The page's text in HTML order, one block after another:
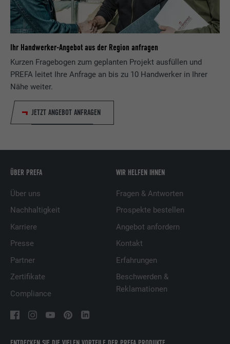
Ihr Handwerker-Angebot aus der Region anfragen
Kurzen Fragebogen zum geplanten Projekt ausfüllen und
PREFA leitet Ihre Anfrage an bis zu 10 Handwerker in Ihrer
Nähe weiter.
JETZT ANGEBOT ANFRAGEN
ÜBER PREFA
Über uns
Nachhaltigkeit
Karriere
Presse
Partner
Zertifikate
Compliance
WIR HELFEN IHNEN
Fragen & Antworten
Prospekte bestellen
Angebot anfordern
Kontakt
Erfahrungen
Beschwerden &
Reklamationen